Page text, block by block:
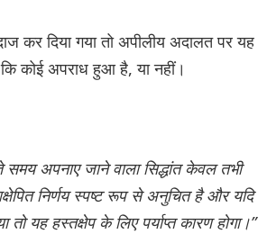
कर दिया गया तो अपीलीय अदालत पर यह
कोई अपराध हुआ है, या नहीं।
अपनाए जाने वाला सिद्धांत केवल तभी
निर्णय स्पष्ट रूप से अनुचित है और यदि
यह हस्तक्षेप के लिए पर्याप्त कारण होगा।”